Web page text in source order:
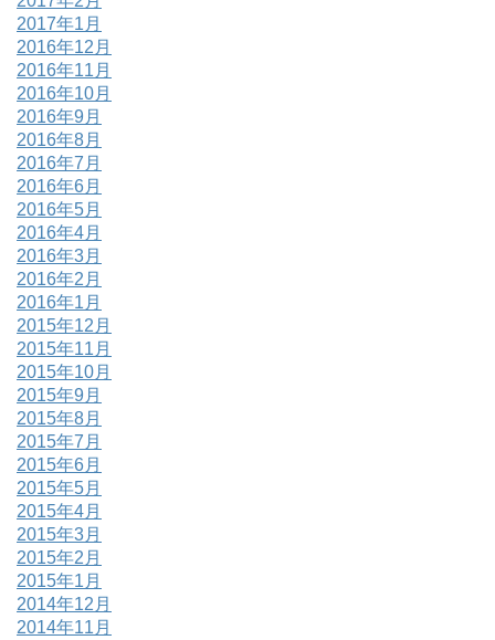
2017年1月
2016年12月
2016年11月
2016年10月
2016年9月
2016年8月
2016年7月
2016年6月
2016年5月
2016年4月
2016年3月
2016年2月
2016年1月
2015年12月
2015年11月
2015年10月
2015年9月
2015年8月
2015年7月
2015年6月
2015年5月
2015年4月
2015年3月
2015年2月
2015年1月
2014年12月
2014年11月